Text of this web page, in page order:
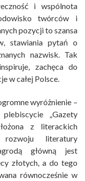
i wspólnota
twórców i
pozycji to szansa
stawiania pytań o
nazwisk. Tak
zachęca do
w całej Polsce.
wyróżnienie –
„Gazety
z literackich
literatury
główną jest
złotych, a do tego
równocześnie w